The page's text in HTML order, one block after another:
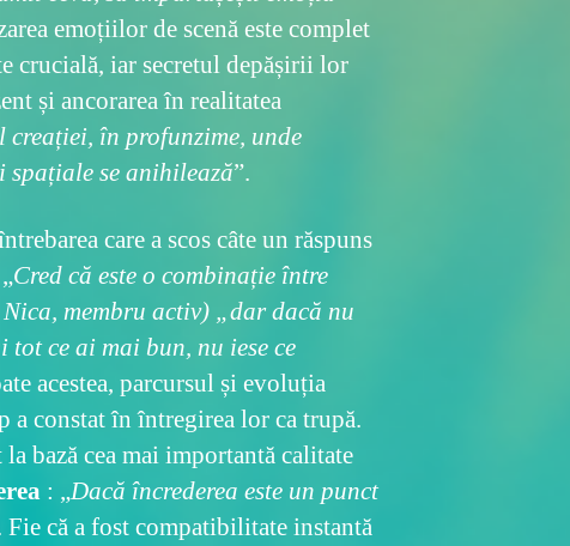
emoțiilor de scenă este complet
crucială, iar secretul depășirii lor
și ancorarea în realitatea
creației, în profunzime, unde
se anihilează”.
care a scos câte un răspuns
Cred că este o combinație între
membru activ) „dar dacă nu
tot ce ai mai bun, nu iese ce
acestea, parcursul și evoluția
constat în întregirea lor ca trupă.
bază cea mai importantă calitate
: „Dacă încrederea este un punct
Fie că a fost compatibilitate instantă